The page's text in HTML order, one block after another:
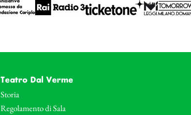
Teatro Dal Verme
Storia
Regolamento di Sala